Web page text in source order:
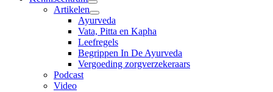
Artikelen
Ayurveda
Vata, Pitta en Kapha
Leefregels
Begrippen In De Ayurveda
Vergoeding zorgverzekeraars
Podcast
Video